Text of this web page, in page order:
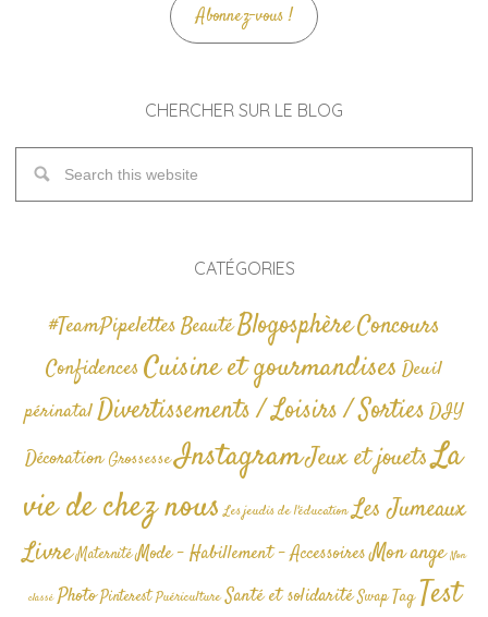
Abonnez-vous !
CHERCHER SUR LE BLOG
CATÉGORIES
#TeamPipelettesBeautéBlogosphèreConcours
Confidences Cuisine et gourmandises Deuil
périnatalDivertissements / Loisirs / SortiesDIY
Décoration GrossesseInstagramJeux et jouetsLa
vie de chez nous Les jeudis de l'éducation Les Jumeaux
Livre Maternité Mode - Habillement - AccessoiresMon ange Non
classé Photo Pinterest Puériculture Santé et solidarité Swap TagTest